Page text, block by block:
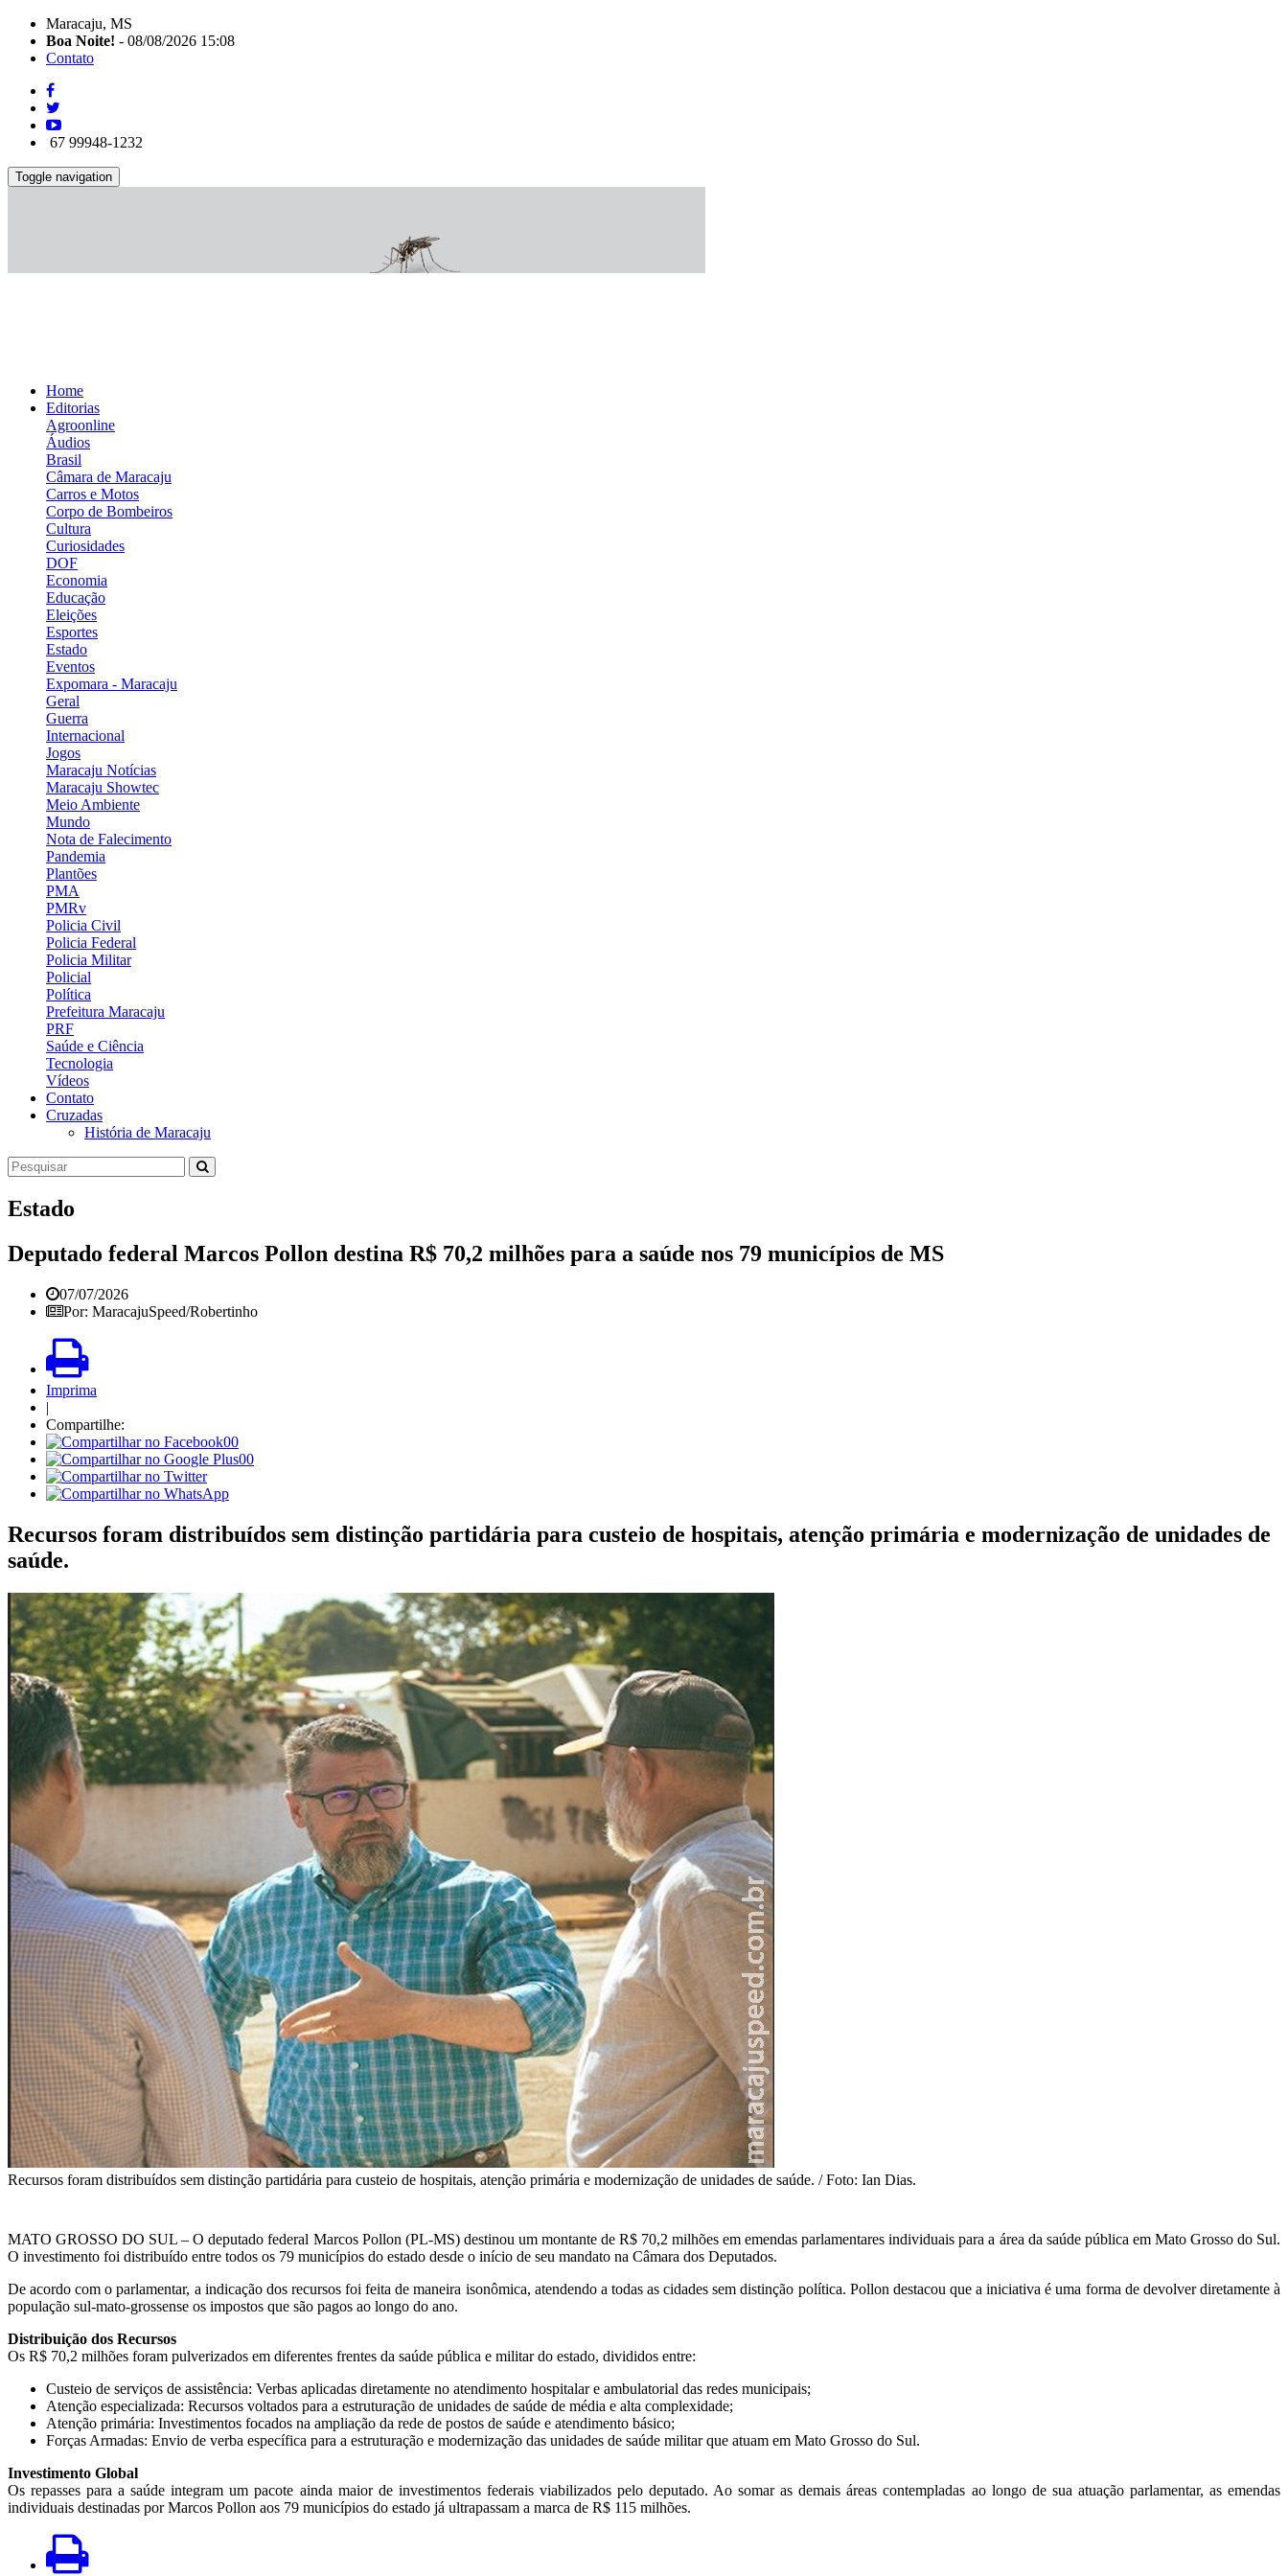
Maracaju, MS
Boa Noite! - 08/08/2026 15:08
Contato
67 99948-1232
Toggle navigation
Home
Editorias
Agroonline
Áudios
Brasil
Câmara de Maracaju
Carros e Motos
Corpo de Bombeiros
Cultura
Curiosidades
DOF
Economia
Educação
Eleições
Esportes
Estado
Eventos
Expomara - Maracaju
Geral
Guerra
Internacional
Jogos
Maracaju Notícias
Maracaju Showtec
Meio Ambiente
Mundo
Nota de Falecimento
Pandemia
Plantões
PMA
PMRv
Policia Civil
Policia Federal
Policia Militar
Policial
Política
Prefeitura Maracaju
PRF
Saúde e Ciência
Tecnologia
Vídeos
Contato
Cruzadas
História de Maracaju
Estado
Deputado federal Marcos Pollon destina R$ 70,2 milhões para a saúde nos 79 municípios de MS
07/07/2026
Por: MaracajuSpeed/Robertinho
Imprima
|
Compartilhe:
00
00
Recursos foram distribuídos sem distinção partidária para custeio de hospitais, atenção primária e modernização de unidades de
saúde.
Recursos foram distribuídos sem distinção partidária para custeio de hospitais, atenção primária e modernização de unidades de saúde. / Foto: Ian Dias.
MATO GROSSO DO SUL – O deputado federal Marcos Pollon (PL-MS) destinou um montante de R$ 70,2 milhões em emendas parlamentares individuais para a área da saúde pública em Mato Grosso do Sul.
O investimento foi distribuído entre todos os 79 municípios do estado desde o início de seu mandato na Câmara dos Deputados.
De acordo com o parlamentar, a indicação dos recursos foi feita de maneira isonômica, atendendo a todas as cidades sem distinção política. Pollon destacou que a iniciativa é uma forma de devolver diretamente à
população sul-mato-grossense os impostos que são pagos ao longo do ano.
Distribuição dos Recursos
Os R$ 70,2 milhões foram pulverizados em diferentes frentes da saúde pública e militar do estado, divididos entre:
Custeio de serviços de assistência: Verbas aplicadas diretamente no atendimento hospitalar e ambulatorial das redes municipais;
Atenção especializada: Recursos voltados para a estruturação de unidades de saúde de média e alta complexidade;
Atenção primária: Investimentos focados na ampliação da rede de postos de saúde e atendimento básico;
Forças Armadas: Envio de verba específica para a estruturação e modernização das unidades de saúde militar que atuam em Mato Grosso do Sul.
Investimento Global
Os repasses para a saúde integram um pacote ainda maior de investimentos federais viabilizados pelo deputado. Ao somar as demais áreas contempladas ao longo de sua atuação parlamentar, as emendas
individuais destinadas por Marcos Pollon aos 79 municípios do estado já ultrapassam a marca de R$ 115 milhões.